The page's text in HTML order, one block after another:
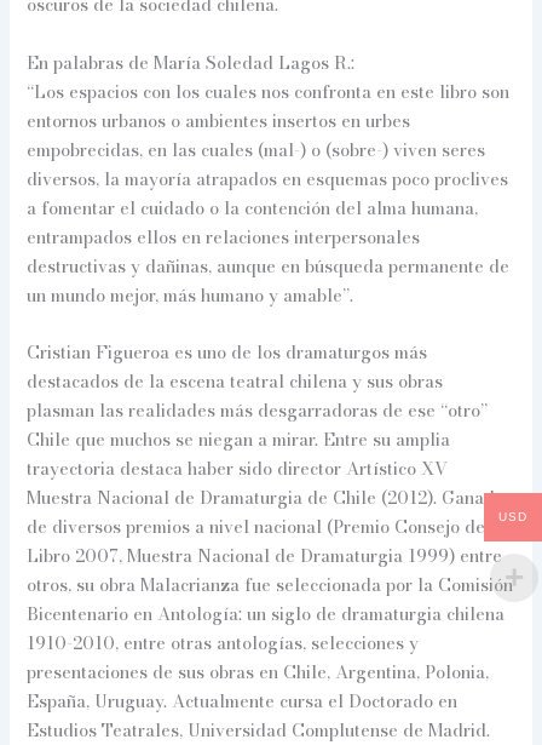
En palabras de María Soledad Lagos R.:
“Los espacios con los cuales nos confronta en este libro son
entornos urbanos o ambientes insertos en urbes
empobrecidas, en las cuales (mal-) o (sobre-) viven seres
diversos, la mayoría atrapados en esquemas poco proclives
a fomentar el cuidado o la contención del alma humana,
entrampados ellos en relaciones interpersonales
destructivas y dañinas, aunque en búsqueda permanente de
un mundo mejor, más humano y amable”.
Cristian Figueroa es uno de los dramaturgos más
destacados de la escena teatral chilena y sus obras
plasman las realidades más desgarradoras de ese “otro”
Chile que muchos se niegan a mirar. Entre su amplia
trayectoria destaca haber sido director Artístico XV
Muestra Nacional de Dramaturgia de Chile (2012). Ganador
de diversos premios a nivel nacional (Premio Consejo del
Libro 2007, Muestra Nacional de Dramaturgia 1999) entre
otros, su obra Malacrianza fue seleccionada por la Comisión
Bicentenario en Antología: un siglo de dramaturgia chilena
1910-2010, entre otras antologías, selecciones y
presentaciones de sus obras en Chile, Argentina, Polonia,
España, Uruguay. Actualmente cursa el Doctorado en
Estudios Teatrales, Universidad Complutense de Madrid.
USD